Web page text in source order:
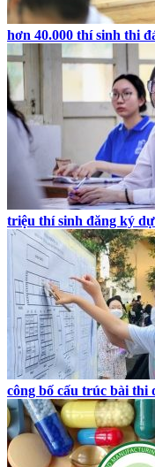
hơn 40.000 thí sinh thi
triệu thí sinh đăng ký
công bố cấu trúc bài thi